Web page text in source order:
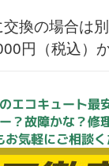
換の場合は
円（税込）か
エコキュート最
？故障かな？修
お気軽にご相談く